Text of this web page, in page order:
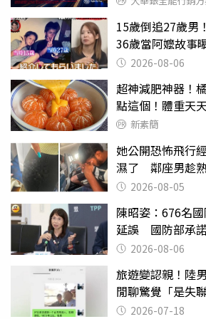
15歲倒追27歲男
36歲當阿嬤故事
2026-08-06
超神減肥神器！
點這個！體重天
新素簡
她公開恐怖飛行
濕了 鄰座男趁
2026-08-05
陳昭姿：676名
延誤 國防部承
2026-08-06
旅遊變認親！陸
閒聊驚覺「是失
2026-07-18